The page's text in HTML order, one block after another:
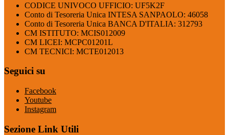
CODICE UNIVOCO UFFICIO: UF5K2F
Conto di Tesoreria Unica INTESA SANPAOLO: 46058
Conto di Tesoreria Unica BANCA D'ITALIA: 312793
CM ISTITUTO: MCIS012009
CM LICEI: MCPC01201L
CM TECNICI: MCTE012013
Seguici su
Facebook
Youtube
Instagram
Sezione Link Utili